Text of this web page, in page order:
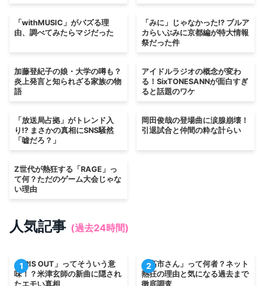
「withMUSIC」がバズる理
由、調べてみたらマジだった
「みに」じゃなかった!? ブルア
カらいぶみに京都編が特大情報
祭だった件
加藤登紀子の娘・大学の噂も？
炎上発言と知られざる家族の物
語
アイドルラジオの概念が変わ
る！SixTONESANNが面白すぎ
ると話題のワケ
「放送局占拠」がトレンド入
り!? まさかの真相にSNS騒然
「嘘だろ？」
岡田俊哉の登場曲に涙腺崩壊！
引退試合と仲間の粋な計らい
Z世代が熱狂する「RAGE」っ
て何？ただのゲーム大会じゃな
い理由
人気記事 (過去24時間)
1
「IRIS OUT」ってそういう意
味！？米津玄師の新曲に隠され
たエモい真相
2
「高市さん」って何者？ネット
熱狂の理由と気になる過去まで
徹底調査